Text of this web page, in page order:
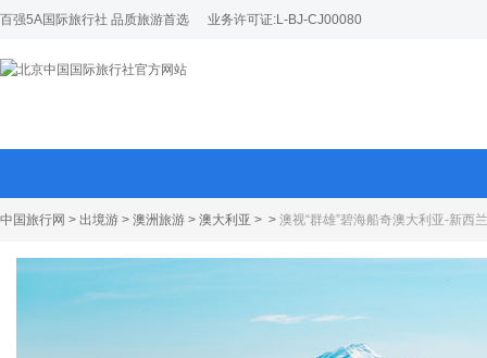
百强5A国际旅行社 品质旅游首选 业务许可证:L-BJ-CJ00080
中国旅行网 > 出境游 > 澳洲旅游 > 澳大利亚 > > 澳视“群雄”碧海船奇澳大利亚-新西